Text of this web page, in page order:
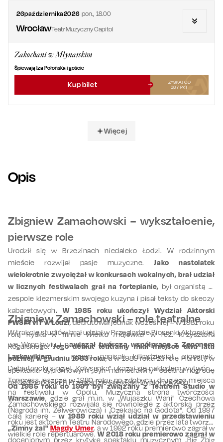
26października2026 pon.,18.00
WrocławTeatr Muzyczny Capitol
Zakochani w Młynarskim
Śpiewają Iza Połońska i goście
Kup bilet
ZYSKAJ OD
387 PKT
Więcej
Opis
Zbigniew Zamachowski – wykształcenie,
pierwsze role
Urodził się w Brzezinach niedaleko Łodzi. W rodzinnym
mieście rozwijał pasje muzyczne.Jako nastolatek
wielokrotnie zwyciężał w konkursach wokalnych, brał udział
w licznych festiwalach grał na fortepianie, był organistą w
zespole klezmerskim swojego kuzyna i pisał teksty do skeczy
kabaretowych. W 1985 roku ukończył Wydział Aktorski
PWSFTviT w Łodzi, debiutował jednak wcześniej – w 1981 roku
rolą Ryśka w filmieWielka majówkaw reż. Krzysztofa
Rogulskiego.Jego debiut teatralny miał miejsce dwa lata
później, w grudniu 1983 roku, a w 1985 roku za rolę Pianisty w
spektaklu dyplomowym „Syn marnotrawny" odebrał nagrodę
na Ogólnopolskim Przeglądzie Spektakli Dyplomowych.
Zbigniew Zamachowski – role teatralne
W trakcie studiów brał udział w Przeglądzie Piosenki Aktorskiej
we Wrocławiu i nawiązał twórczą współpracę z Zenonem
Laskowikiem– razem napisali kilkadziesiąt piosenek.
Debiutancki singiel „Kołysanka" ukazał się nakładem wytwórni
Tonpress jeszcze w 1980 roku, po zdobyciu drugiego miejsca
na festiwalu w Opolu. Muzyczna strona twórczości
Zamachowskiego rozwijała się równolegle z aktorską przez
całą karierę –w 1989 roku wziął udział w przedstawieniu
„Zimny żal" Magdy Umer, a w 1992 roku premierowo zagrał w
docenionym przez krytykę spektaklu muzycznym „Big Zbig
Od 1985 roku do 1997 był związany z Teatrem Studio w
Warszawie, gdzie grał m.in. w „Wujaszku Wani" Czechowa
(Nagroda im. Zelwerowicza) i „Czekając na Godota". Od 1997
roku jest aktorem Teatru Narodowego, gdzie przez lata tworzył
wielkie role repertuarowe.W 2018 roku premierowo zagrał w